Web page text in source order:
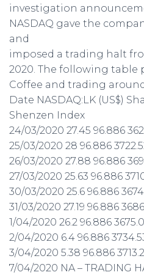
investigation
NASDAQ gave the
and
imposed a trading halt
2020. The following table
Coffee and trading
Date NASDAQ:LK (US$)
Shenzen Index
24/03/2020 27.45 96.886
25/03/2020 28 96.886
26/03/2020 27.88 96.886
27/03/2020 25.63 96.886
30/03/2020 25.6 96.886
31/03/2020 27.19 96.886
1/04/2020 26.2 96.886
2/04/2020 6.4 96.886
3/04/2020 5.38 96.886
7/04/2020 NA – TRADING